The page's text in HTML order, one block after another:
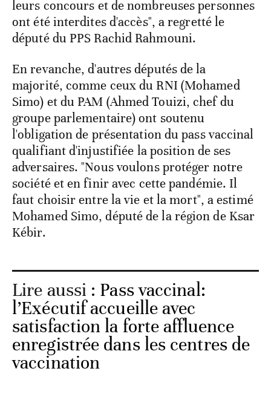
leurs concours et de nombreuses personnes
ont été interdites d'accès", a regretté le
député du PPS Rachid Rahmouni.
En revanche, d'autres députés de la
majorité, comme ceux du RNI (Mohamed
Simo) et du PAM (Ahmed Touizi, chef du
groupe parlementaire) ont soutenu
l'obligation de présentation du pass vaccinal
qualifiant d'injustifiée la position de ses
adversaires. "Nous voulons protéger notre
société et en finir avec cette pandémie. Il
faut choisir entre la vie et la mort", a estimé
Mohamed Simo, député de la région de Ksar
Kébir.
Lire aussi : Pass vaccinal:
l’Exécutif accueille avec
satisfaction la forte affluence
enregistrée dans les centres de
vaccination